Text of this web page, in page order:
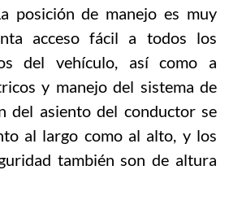
posición de manejo es muy
acceso fácil a todos los
del vehículo, así como a
y manejo del sistema de
del asiento del conductor se
al largo como al alto, y los
también son de altura